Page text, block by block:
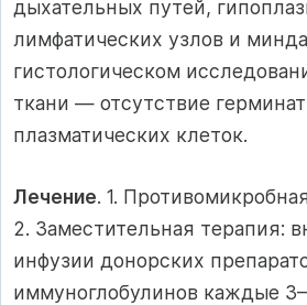
дыхательных путей,
лимфатических узлов и
гистологическом
ткани — отсутствие
плазматических клеток.
Лечение. 1.
2. Заместительная терапия:
инфузии донорских
иммуноглобулинов каждые